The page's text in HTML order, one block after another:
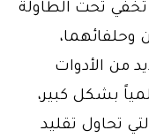
تخفي تحت الطاولة
وحلفائهما،
من الأدوات
بشكل كبير،
تحاول تقليد